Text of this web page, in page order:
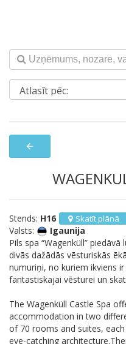
arrow_back
Stends: H16 Skatīt plānā
Valsts:
Igaunija
Pils spa “Wagenküll”
divās dažādās vēsturiskās
numuriņi, no kuriem ikviens
fantastiskajai vēsturei un
The Wagenküll Castle Spa
accommodation in two
of 70 rooms and suites,
eye-catching